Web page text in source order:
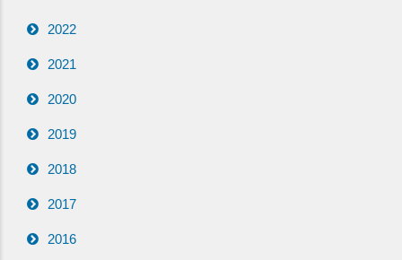
2022
2021
2020
2019
2018
2017
2016